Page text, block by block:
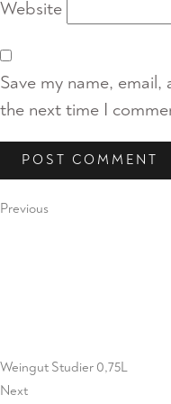
Website
Save my name,
the next time I
Post
Previous
Previous
Weingut Studier 0,75L
Next
Next